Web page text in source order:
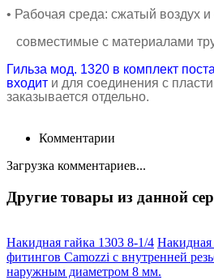
• Рабочая среда: сжатый воздух и
совместимые с материалами
Гильза мод. 1320 в комплект
входит и для соединения с
заказывается отдельно.
Комментарии
Загрузка комментариев...
Другие товары из данной
Накидная гайка 1303 8-1/4
фитингов Camozzi с внутренней
наружным диаметром 8 мм.